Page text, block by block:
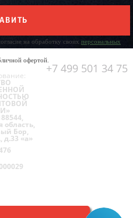
на обработку своих персональных
офертой.
+7 499 501 34 75
область,
Бор,
д.33 «а»